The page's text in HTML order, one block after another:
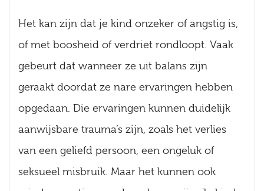
Het kan zijn dat je kind onzeker of angstig is,
of met boosheid of verdriet rondloopt. Vaak
gebeurt dat wanneer ze uit balans zijn
geraakt doordat ze nare ervaringen hebben
opgedaan. Die ervaringen kunnen duidelijk
aanwijsbare trauma’s zijn, zoals het verlies
van een geliefd persoon, een ongeluk of
seksueel misbruik. Maar het kunnen ook